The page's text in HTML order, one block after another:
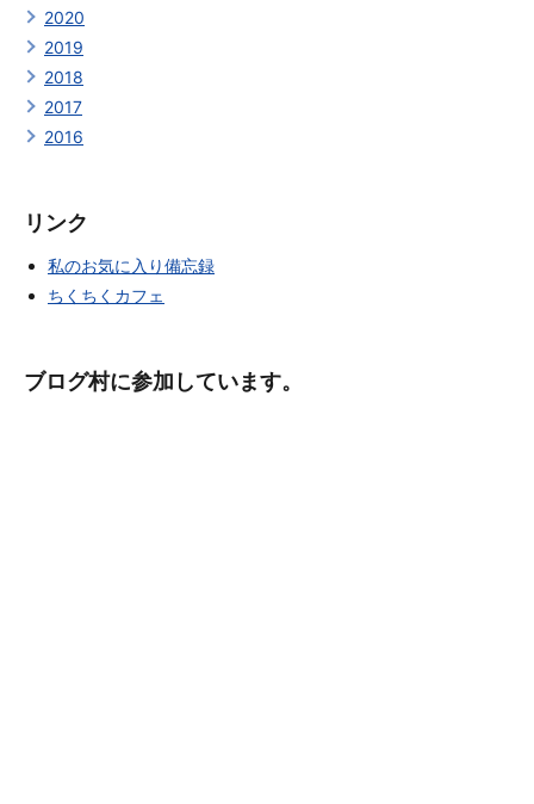
2020
2019
2018
2017
2016
リンク
私のお気に入り備忘録
ちくちくカフェ
ブログ村に参加しています。